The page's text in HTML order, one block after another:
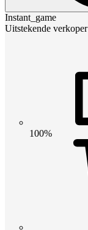
Instant_game
Uitstekende verkoper
100%